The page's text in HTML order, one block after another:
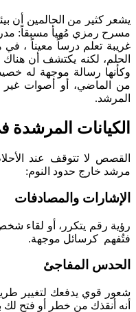
يشعر كثير من الحالمين أن
مسرح رمزي مُهيأ مسبقاً:
غريبة تعلم درساً معيناً ، في
الحلم، لكنه يكتشف أن
وكأنها رسالة موجهة له
من الماضي، أو أصوات غير
المرشد.
الكيانات المرشدة
القصص لا تتوقف عند
مرشد خارج حدود النوم:
الإشارات والمصادفات
رؤية رقم يتكرر، أو لقاء
فتُفهم كرسائل موجهة.
الحدس المفاجئ
شعور قوي يدفعك لتغيير
أنه أنقذك من خطر أو فتح لك